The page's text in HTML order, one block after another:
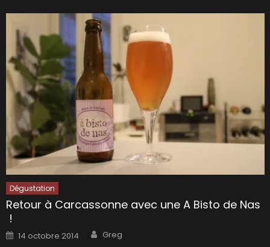
Dégustation
Retour à Carcassonne avec une A Bisto de Nas
!
Posted
on
14 octobre 2014 Author
Greg